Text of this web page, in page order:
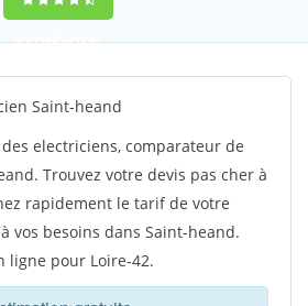
9,2(100%)1242
votes
Saint-heand
electriciens, comparateur de
Trouvez votre devis pas cher à
rapidement le tarif de votre
vos besoins dans Saint-heand.
ligne pour Loire-42.